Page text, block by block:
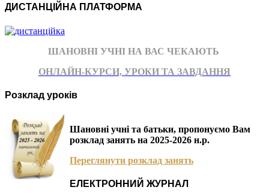
ДИСТАНЦІЙНА ПЛАТФОРМА
ШАНОВНІ УЧНІ НА ВАС ЧЕКАЮТЬ
ОНЛАЙН-КУРСИ, УРОКИ ТА ЗАВДАННЯ
Розклад уроків
Шановні учні та батьки, пропонуємо Вам
розклад занять на 2025-2026 н.р.
Переглянути розклад занять
ЕЛЕКТРОННИЙ ЖУРНАЛ